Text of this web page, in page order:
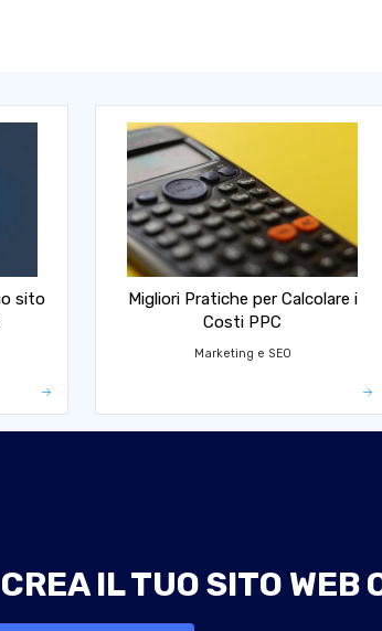
sito
Migliori Pratiche per Calcolare i
Costi PPC
Marketing e SEO
IL TUO SITO WEB